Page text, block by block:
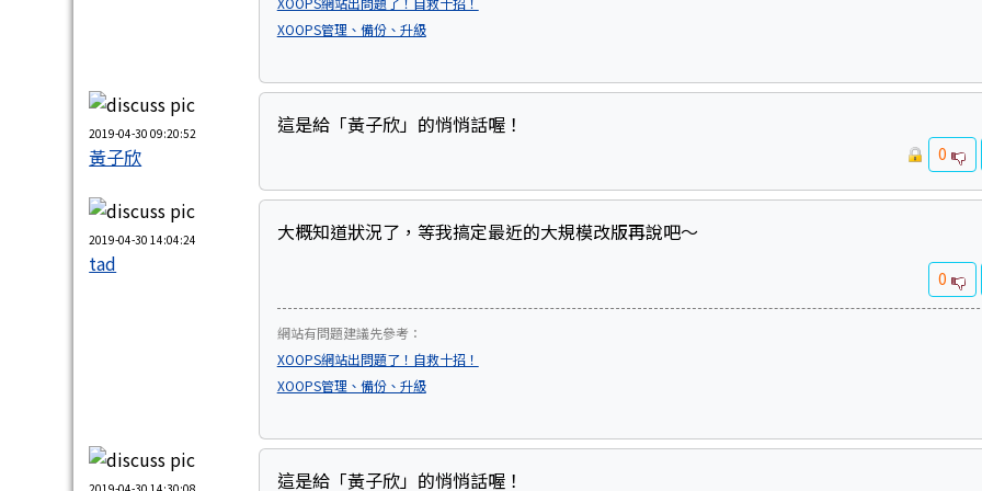
XOOPS管理、備份、升級
2019-04-30 09:20:52
黃子欣
這是給「黃子欣」的悄悄話喔！
0
2019-04-30 14:04:24
tad
大概知道狀況了，等我搞定最近的大規模改版再說吧～
0
網站有問題建議先參考：
XOOPS網站出問題了！自救十招！
XOOPS管理、備份、升級
這是給「黃子欣」的悄悄話喔！